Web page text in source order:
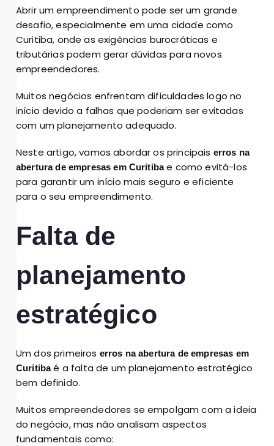
Abrir um empreendimento pode ser um grande
desafio, especialmente em uma cidade como
Curitiba, onde as exigências burocráticas e
tributárias podem gerar dúvidas para novos
empreendedores.
Muitos negócios enfrentam dificuldades logo no
início devido a falhas que poderiam ser evitadas
com um planejamento adequado.
Neste artigo, vamos abordar os principais erros na
abertura de empresas em Curitibae como evitá-los
para garantir um início mais seguro e eficiente
para o seu empreendimento.
Falta de
planejamento
estratégico
Um dos primeiros erros na abertura de empresas em
Curitibaé a falta de um planejamento estratégico
bem definido.
Muitos empreendedores se empolgam com a ideia
do negócio, mas não analisam aspectos
fundamentais como: